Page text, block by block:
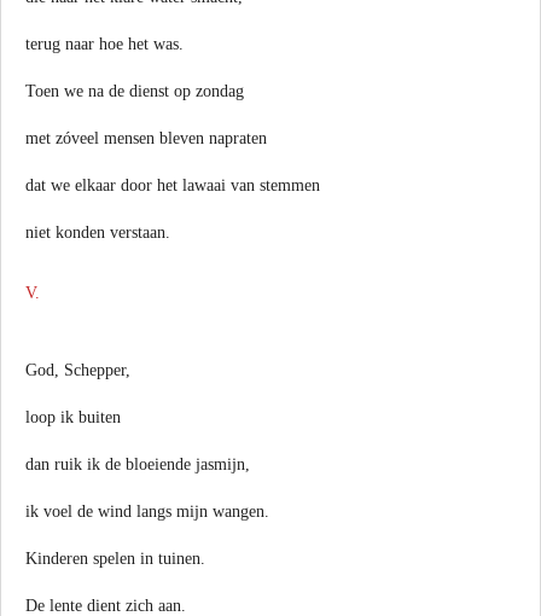
terug naar hoe het was.
Toen we na de dienst op zondag
met zóveel mensen bleven napraten
dat we elkaar door het lawaai van stemmen
niet konden verstaan.
V.
God, Schepper,
loop ik buiten
dan ruik ik de bloeiende jasmijn,
ik voel de wind langs mijn wangen.
Kinderen spelen in tuinen.
De lente dient zich aan.